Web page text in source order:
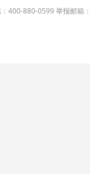
400-880-0599 举报邮箱